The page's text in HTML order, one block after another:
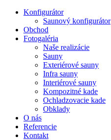
Konfigurátor
Saunový konfigurátor
Obchod
Fotogaléria
Naše realizácie
Sauny
Exteriérové sauny
Infra sauny
Interiérové sauny
Kompozitné kade
Ochladzovacie kade
Obklady
O nás
Referencie
Kontakt